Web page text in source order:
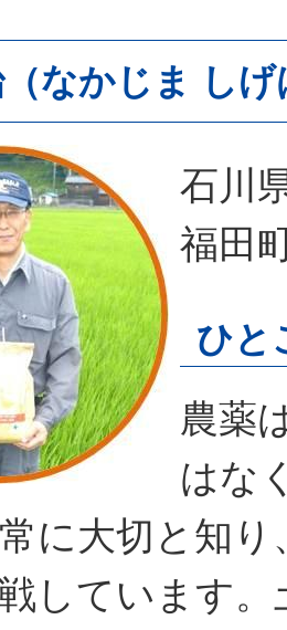
なかじま しげ
石川
福田
ひと
農薬
はな
に大切と知
しています